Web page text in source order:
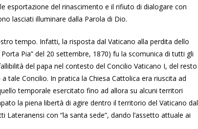
esportazione del rinascimento e il rifiuto di dialogare con
lasciati illuminare dalla Parola di Dio.
tempo. Infatti, la risposta dal Vaticano alla perdita dello
Pia” del 20 settembre, 1870) fu la scomunica di tutti gli
del papa nel contesto del Concilio Vaticano I, del resto
tale Concilio. In pratica la Chiesa Cattolica era riuscita ad
temporale esercitato fino ad allora su alcuni territori
la piena libertà di agire dentro il territorio del Vaticano dal
con “la santa sede”, dando l’assetto attuale ai